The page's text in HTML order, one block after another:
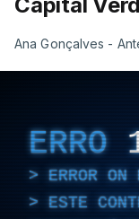
Ana Gonçalves -
ERRO
ERROR ON
ESTE